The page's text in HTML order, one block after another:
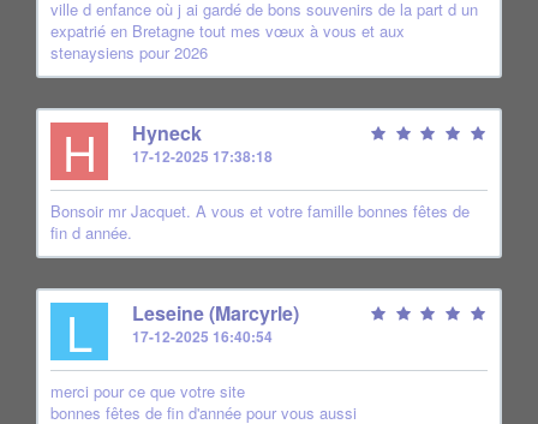
ville d enfance où j ai gardé de bons souvenirs de la part d un
expatrié en Bretagne tout mes vœux à vous et aux
stenaysiens pour 2026
H Hyneck
17-12-2025 17:38:18
Bonsoir mr Jacquet. A vous et votre famille bonnes fêtes de
fin d année.
L Leseine (Marcyrle)
17-12-2025 16:40:54
merci pour ce que votre site
bonnes fêtes de fin d'année pour vous aussi